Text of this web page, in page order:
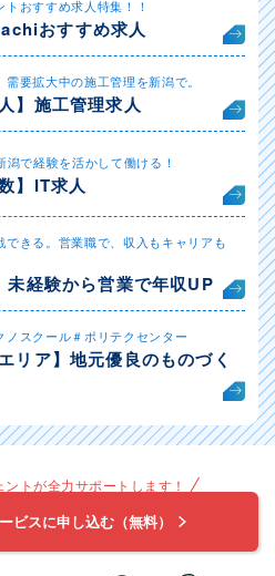
おすすめ求人特集！！
おすすめ求人
要拡大中の施工管理を新潟で。
】施工管理求人
で経験を活かして働ける！
】IT求人
できる。営業職で、収入もキャリアも
未経験から営業で年収UP
ノスクール＃ポリテクセンター
リア】地元優良のものづく
トが全力サポートします！
ビスに申し込む（無料）